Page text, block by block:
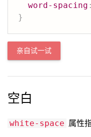
word-spacing :
}
亲自试一试
空白
white-space 属性